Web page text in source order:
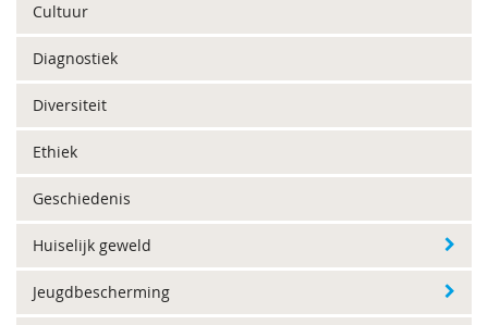
Cultuur
Diagnostiek
Diversiteit
Ethiek
Geschiedenis
Huiselijk geweld
Jeugdbescherming